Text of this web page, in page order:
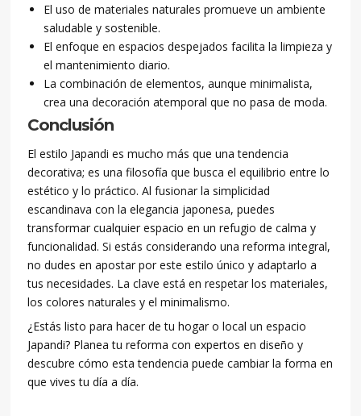
El uso de materiales naturales promueve un ambiente
saludable y sostenible.
El enfoque en espacios despejados facilita la limpieza y
el mantenimiento diario.
La combinación de elementos, aunque minimalista,
crea una decoración atemporal que no pasa de moda.
Conclusión
El estilo Japandi es mucho más que una tendencia
decorativa; es una filosofía que busca el equilibrio entre lo
estético y lo práctico. Al fusionar la simplicidad
escandinava con la elegancia japonesa, puedes
transformar cualquier espacio en un refugio de calma y
funcionalidad. Si estás considerando una reforma integral,
no dudes en apostar por este estilo único y adaptarlo a
tus necesidades. La clave está en respetar los materiales,
los colores naturales y el minimalismo.
¿Estás listo para hacer de tu hogar o local un espacio
Japandi? Planea tu reforma con expertos en diseño y
descubre cómo esta tendencia puede cambiar la forma en
que vives tu día a día.